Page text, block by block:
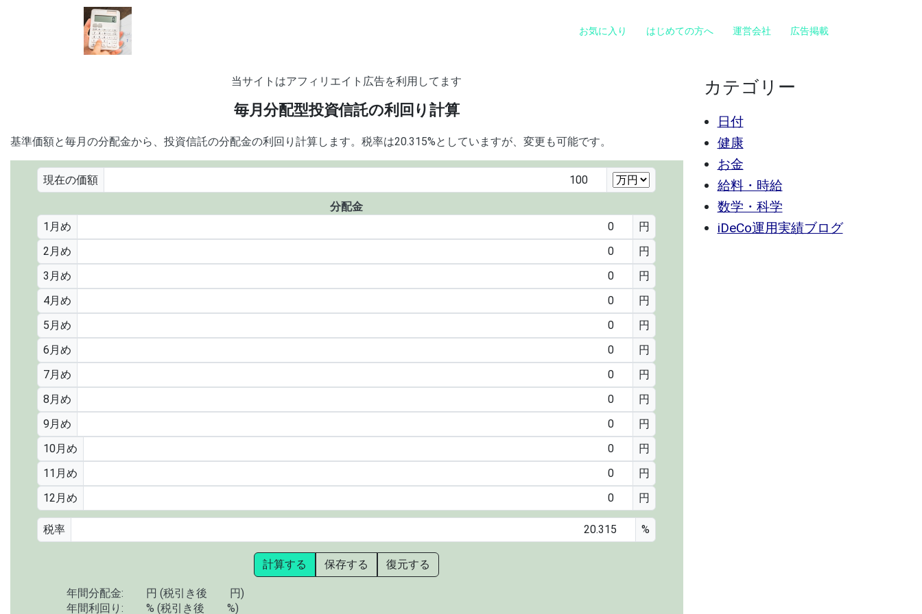
お気に入り はじめての方へ 運営会社 広告掲載
当サイトはアフィリエイト広告を利用してます
毎月分配型投資信託の利回り計算
基準価額と毎月の分配金から、投資信託の分配金の利回り計算します。税率は20.315%としていますが、変更も可能です。
現在の価額
分配金
1月め
円
2月め
円
3月め
円
4月め
円
5月め
円
6月め
円
7月め
円
8月め
円
9月め
円
10月め
円
11月め
円
12月め
円
税率 %
計算する 保存する 復元する
年間分配金: 円 (税引き後
円)
年間利回り:
% (税引き後 %)
カテゴリー
日付
健康
お金
給料・時給
数学・科学
iDeCo運用実績ブログ